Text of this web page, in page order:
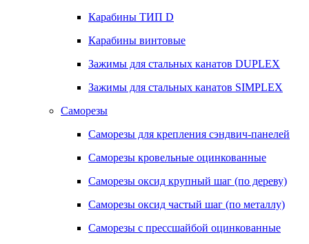
Карабины ТИП D
Карабины винтовые
Зажимы для стальных канатов DUPLEX
Зажимы для стальных канатов SIMPLEX
Саморезы
Саморезы для крепления сэндвич-панелей
Саморезы кровельные оцинкованные
Саморезы оксид крупный шаг (по дереву)
Саморезы оксид частый шаг (по металлу)
Саморезы с прессшайбой оцинкованные